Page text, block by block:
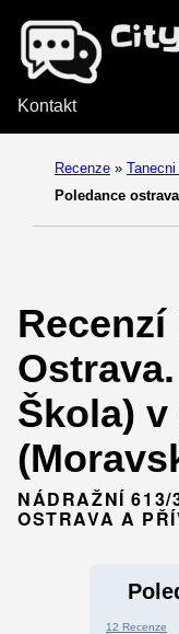
Kontakt
Recenze »
Poledance ostrava
Škola)
NÁDRAŽNÍ 613/
OSTRAVA A
12 Recenze